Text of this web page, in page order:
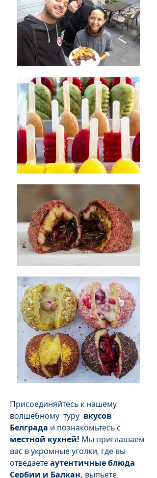
Присоединяйтесь к нашему
волшебному туру вкусов
Белграда и познакомьтесь с
местной кухней! Мы приглашаем
вас в укромные уголки, где вы
отведаетеаутентичные блюда
Сербии и Балкан, выпьете